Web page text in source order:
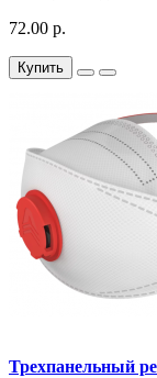
72.00 р.
Купить
Трехпанельный